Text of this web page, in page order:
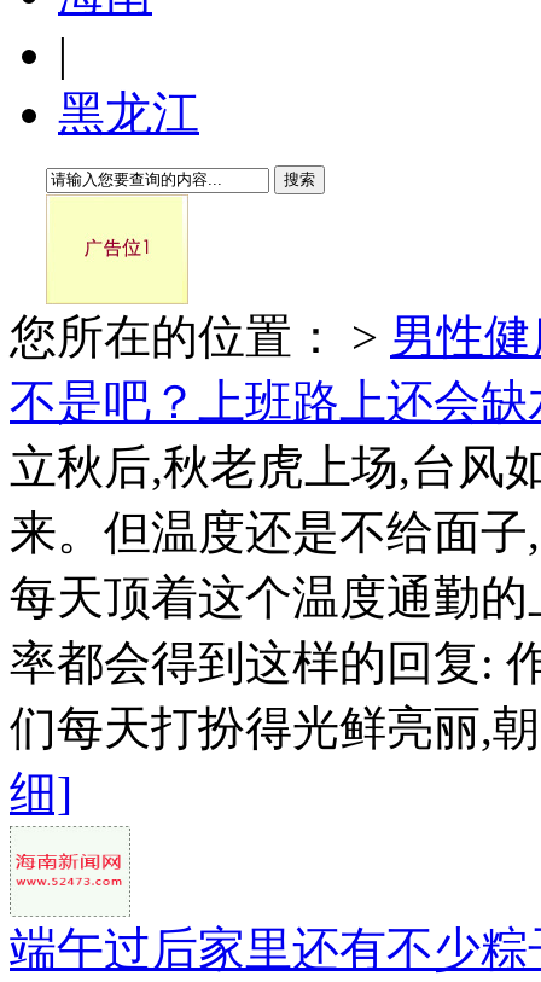
|
黑龙江
搜索
您所在的位置： > 男性
不是吧？上班路上还会缺
立秋后,秋老虎上场,台风
来。但温度还是不给面
每天顶着这个温度通勤
率都会得到这样的回复:
们每天打扮得光鲜亮丽,
细]
端午过后家里还有不少